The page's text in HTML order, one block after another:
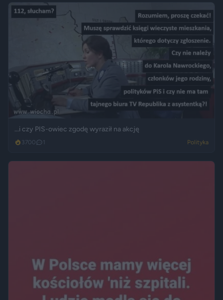
...i czy PIS-owiec zgodę wyraził na akcję
3700 1 Polityka